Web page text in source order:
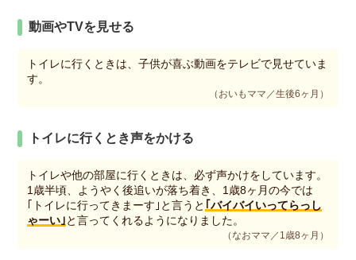
動画やTVを見せる
トイレに行くときは、子供が喜ぶ動画をテレビで見せていま
す。
（おいもママ／生後6ヶ月）
トイレに行くとき声をかける
トイレや他の部屋に行くときは、必ず声かけをしています。
1歳半頃、ようやく後追いが落ち着き、1歳8ヶ月の今では
｢トイレに行ってきまーす｣と言うと
｢バイバイいってらっし
ゃーい｣と言ってくれるようになりました。
（なおママ／1歳8ヶ月）